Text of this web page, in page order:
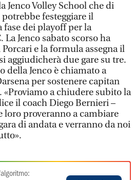
Jenco Volley School che di
festeggiare il
fase dei playoff per la
Jenco sabato scorso ha
e la formula assegna il
aggiudicherà due gare su tre.
della Jenco è chiamato a
per sostenere capitan
«Proviamo a chiudere subito la
il coach Diego Bernieri –
loro proveranno a cambiare
di andata e verranno da noi